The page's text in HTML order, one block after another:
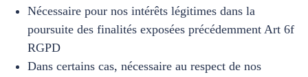
Nécessaire pour nos intérêts légitimes dans la
poursuite des finalités exposées précédemment Art 6f
RGPD
Dans certains cas, nécessaire au respect de nos